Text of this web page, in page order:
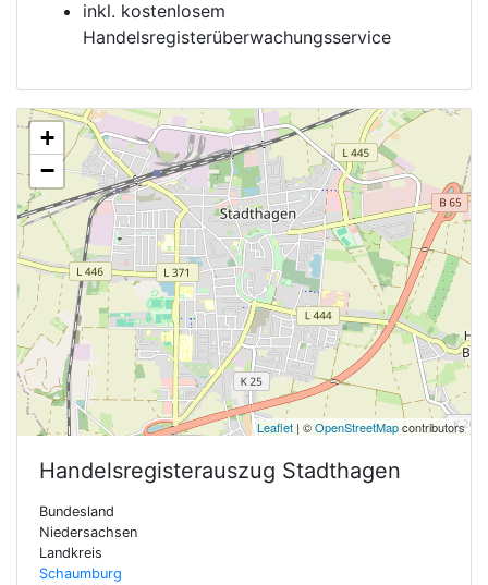
inkl. kostenlosem
Handelsregisterüberwachungsservice
+
−
Leaflet| ©OpenStreetMapcontributors
Handelsregisterauszug Stadthagen
Bundesland
Niedersachsen
Landkreis
Schaumburg